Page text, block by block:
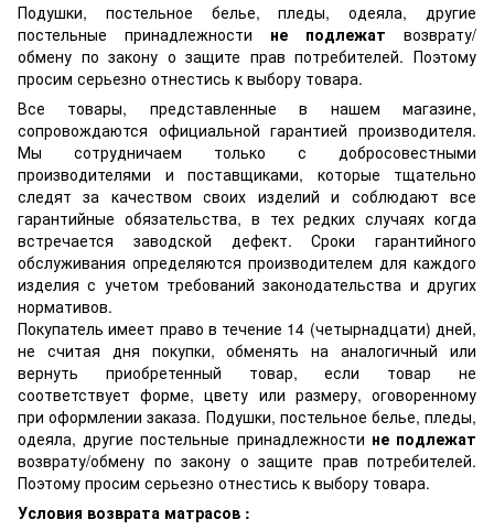
Подушки, постельное белье, пледы, одеяла, другие
постельные принадлежности не подлежат возврату/
обмену по закону о защите прав потребителей. Поэтому
просим серьезно отнестись к выбору товара.
Все товары, представленные в нашем магазине,
сопровождаются официальной гарантией производителя.
Мы сотрудничаем только с добросовестными
производителями и поставщиками, которые тщательно
следят за качеством своих изделий и соблюдают все
гарантийные обязательства, в тех редких случаях когда
встречается заводской дефект. Сроки гарантийного
обслуживания определяются производителем для каждого
изделия с учетом требований законодательства и других
нормативов.
Покупатель имеет право в течение 14 (четырнадцати) дней,
не считая дня покупки, обменять на аналогичный или
вернуть приобретенный товар, если товар не
соответствует форме, цвету или размеру, оговоренному
при оформлении заказа. Подушки, постельное белье, пледы,
одеяла, другие постельные принадлежности не подлежат
возврату/обмену по закону о защите прав потребителей.
Поэтому просим серьезно отнестись к выбору товара.
Условия возврата матрасов :